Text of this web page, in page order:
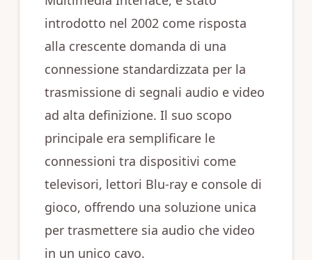
introdotto nel 2002 come risposta
alla crescente domanda di una
connessione standardizzata per la
trasmissione di segnali audio e video
ad alta definizione. Il suo scopo
principale era semplificare le
connessioni tra dispositivi come
televisori, lettori Blu-ray e console di
gioco, offrendo una soluzione unica
per trasmettere sia audio che video
in un unico cavo.